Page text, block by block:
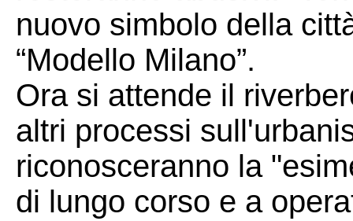
nuovo simbolo della
“Modello Milano”.
Ora si attende il
altri processi
riconosceranno la
di lungo corso e a